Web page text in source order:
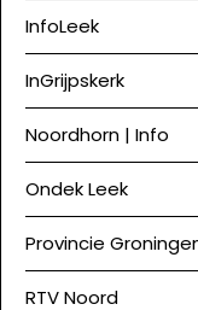
InfoLeek
InGrijpskerk
Noordhorn | Info
Ondek Leek
Provincie
RTV Noord